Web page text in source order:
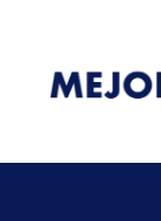
contenido